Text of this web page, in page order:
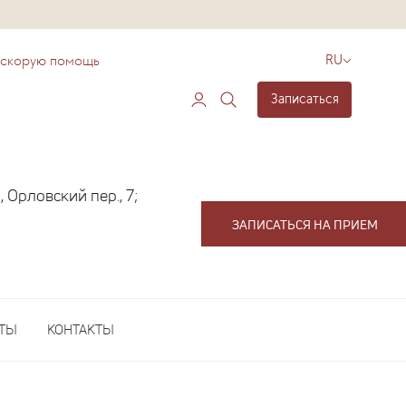
скорую помощь RU
Записаться
пер., 7;
ЗАПИСАТЬСЯ НА ПРИЕМ
КОНТАКТЫ